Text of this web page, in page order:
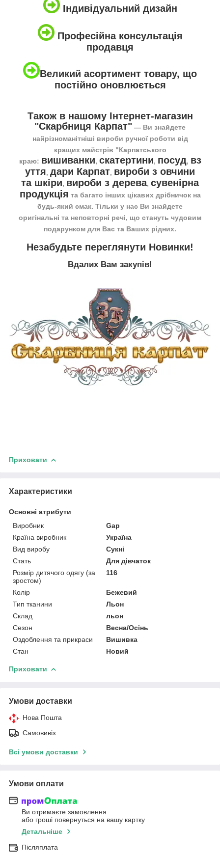
Індивідуальний дизайн
Професійна консультація
продавця
Великий асортимент товару, що
постійно оновлюється
Також в нашому Інтернет-магазин
"Скарбниця Карпат" ― Ви знайдете
найрізноманітніші вироби ручної роботи від
кращих майстрів "Карпатського
краю: вишиванки, скатертини, посуд, вз
уття, дари Карпат, вироби з овчини
та шкіри, вироби з дерева, сувенірна
продукція та багато інших цікавих дрібничок на
будь-який смак. Тільки у нас Ви знайдете
оригінальні та неповторні речі, що стануть чудовим
подарунком для Вас та Ваших рідних.
Незабудьте переглянути Новинки!
Вдалих Вам закупів!
Приховати
Характеристики
Основні атрибути
Виробник
Gap
Країна виробник
Україна
Вид виробу
Сукні
Стать
Для дівчаток
Розмір дитячого одягу (за
зростом)
116
Колір
Бежевий
Тип тканини
Льон
Склад
льон
Сезон
Весна/Осінь
Оздоблення та прикраси
Вишивка
Стан
Новий
Приховати
Умови доставки
Нова Пошта
Самовивіз
Всі умови доставки
Умови оплати
Ви отримаєте замовлення
або гроші повернуться на вашу картку
Детальніше
Післяплата